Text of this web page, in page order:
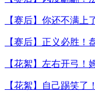
【赛后】你还不满
【赛后】正义必胜！
【花絮】左右开弓！
【花絮】自己踢笑